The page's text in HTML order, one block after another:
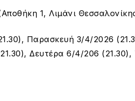
Αποθήκη 1, Λιμάνι
Παρασκευή 3/4/2026
Δευτέρα 6/4/206